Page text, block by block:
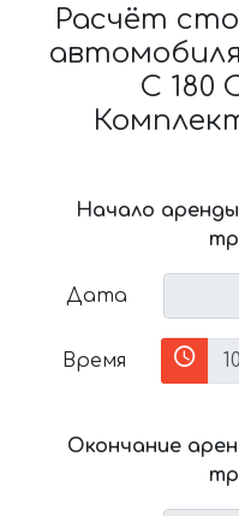
Расчёт
C 180
Начало
Дата
Время
Окончание